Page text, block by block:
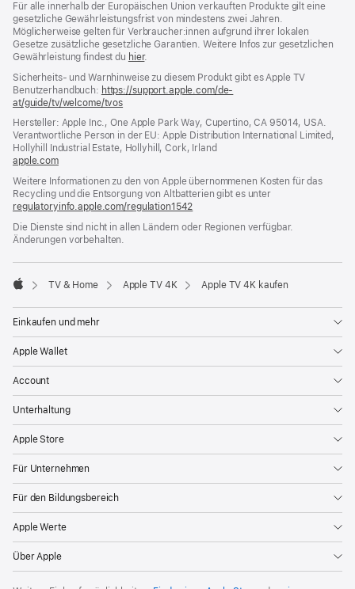
Für alle innerhalb der Europäischen Union verkauften Produkte gilt eine
gesetzliche Gewährleistungsfrist von mindestens zwei Jahren.
Möglicherweise gelten für Verbraucher:innen aufgrund ihrer lokalen
Gesetze zusätzliche gesetzliche Garantien. Weitere Infos zur gesetzlichen
Gewährleistung findest du hier.
Sicherheits- und Warnhinweise zu diesem Produkt gibt es Apple TV
Benutzerhandbuch: https://support.apple.com/de-
at/guide/tv/welcome/tvos
neues
Fenster)
Hersteller: Apple Inc., One Apple Park Way, Cupertino, CA 95014, USA.
Verantwortliche Person in der EU: Apple Distribution International Limited,
Hollyhill Industrial Estate, Hollyhill, Cork, Irland
apple.com(öffnet
neues
Fenster)
Weitere Informationen zu den von Apple übernommenen Kosten für das
Recycling und die Entsorgung von Altbatterien gibt es unter
regulatoryinfo.apple.com/regulation1542
neues
Die Dienste sind nicht in allen Ländern oder Regionen verfügbar.
Änderungen vorbehalten.
TV & Home Apple TV 4K Apple TV 4K kaufen
Einkaufen und mehr
Apple Wallet
Account
Unterhaltung
Apple Store
Für Unternehmen
Für den Bildungsbereich
Apple Werte
Über Apple